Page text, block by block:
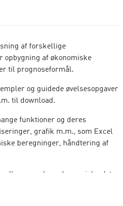
af forskellige
af økonomiske
til prognoseformål.
og guidede øvelsesopgaver
til download.
funktioner og deres
grafik m.m., som Excel
beregninger, håndtering af
og vurdere økonomiske data